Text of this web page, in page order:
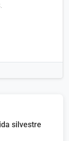
silvestre